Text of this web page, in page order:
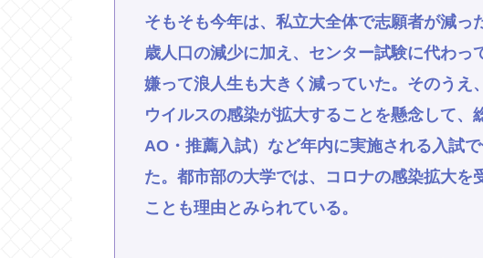
そもそも今年は、私立大全体で志願者が減っ
歳人口の減少に加え、センター試験に代わっ
嫌って浪人生も大きく減っていた。そのうえ
ウイルスの感染が拡大することを懸念して、
AO・推薦入試）など年内に実施される入試
た。都市部の大学では、コロナの感染拡大を
ことも理由とみられている。